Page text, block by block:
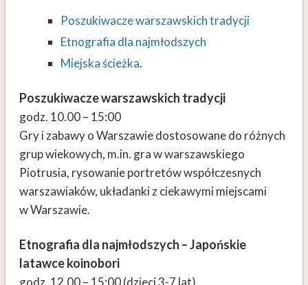
Poszukiwacze warszawskich tradycji
Etnografia dla najmłodszych
Miejska ścieżka.
Poszukiwacze warszawskich tradycji
godz. 10.00 – 15:00
Gry i zabawy o Warszawie dostosowane do różnych
grup wiekowych, m.in. gra w warszawskiego
Piotrusia, rysowanie portretów współczesnych
warszawiaków, układanki z ciekawymi miejscami
w Warszawie.
Etnografia dla najmłodszych – Japońskie
latawce koinobori
godz. 12.00 – 15:00 (dzieci 3-7 lat)